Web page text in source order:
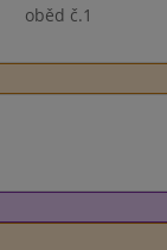
oběd č.1